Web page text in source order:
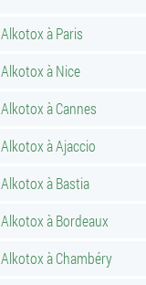
Alkotox à Paris
Alkotox à Nice
Alkotox à Cannes
Alkotox à Ajaccio
Alkotox à Bastia
Alkotox à Bordeaux
Alkotox à Chambéry